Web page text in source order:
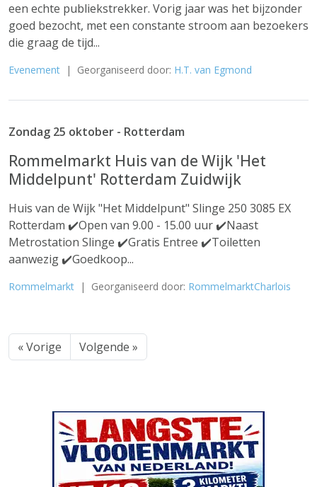
een echte publiekstrekker. Vorig jaar was het bijzonder
goed bezocht, met een constante stroom aan bezoekers
die graag de tijd...
Evenement | Georganiseerd door: H.T. van Egmond
Zondag 25 oktober - Rotterdam
Rommelmarkt Huis van de Wijk 'Het
Middelpunt' Rotterdam Zuidwijk
Huis van de Wijk "Het Middelpunt" Slinge 250 3085 EX
Rotterdam ✔️Open van 9.00 - 15.00 uur ✔️Naast
Metrostation Slinge ✔️Gratis Entree ✔️Toiletten
aanwezig ✔️Goedkoop...
Rommelmarkt | Georganiseerd door: RommelmarktCharlois
« Vorige Volgende »